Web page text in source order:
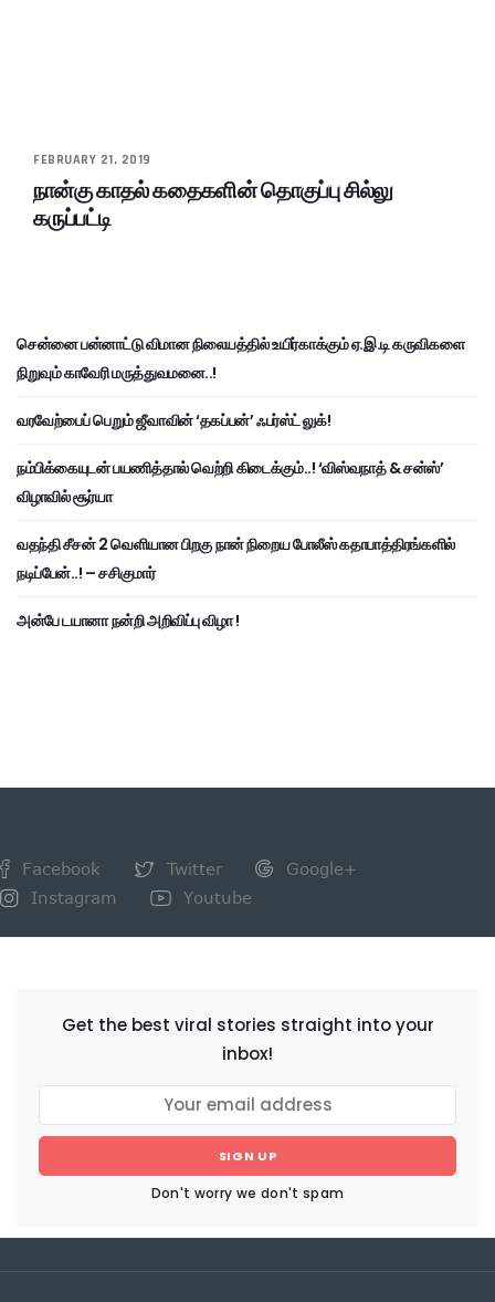
FEBRUARY 21, 2019
நான்கு காதல் கதைகளின் தொகுப்பு சில்லு
கருப்பட்டி
சென்னை பன்னாட்டு விமான நிலையத்தில் உயிர்காக்கும் ஏ.இ.டி கருவிகளை
நிறுவும் காவேரி மருத்துவமனை..!
வரவேற்பைப் பெறும் ஜீவாவின் ‘தகப்பன்’ ஃபர்ஸ்ட் லுக்!
நம்பிக்கையுடன் பயணித்தால் வெற்றி கிடைக்கும்..! ‘விஸ்வநாத் & சன்ஸ்’
விழாவில் சூர்யா
வதந்தி சீசன் 2 வெளியான பிறகு நான் நிறைய போலீஸ் கதாபாத்திரங்களில்
நடிப்பேன்..! – சசிகுமார்
அன்பே டயானா நன்றி அறிவிப்பு விழா !
Facebook Twitter
Google+
Instagram
Youtube
Get the best viral stories straight into your
inbox!
SIGN UP
Don't worry we don't spam